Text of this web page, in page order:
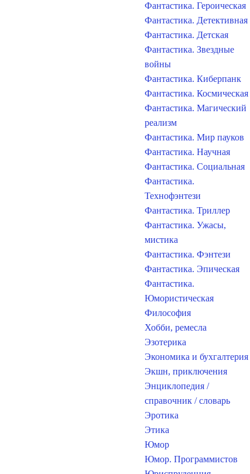
Фантастика. Героическая
Фантастика. Детективная
Фантастика. Детская
Фантастика. Звездные
войны
Фантастика. Киберпанк
Фантастика. Космическая
Фантастика. Магический
реализм
Фантастика. Мир пауков
Фантастика. Научная
Фантастика. Социальная
Фантастика.
Технофэнтези
Фантастика. Триллер
Фантастика. Ужасы,
мистика
Фантастика. Фэнтези
Фантастика. Эпическая
Фантастика.
Юмористическая
Философия
Хобби, ремесла
Эзотерика
Экономика и бухгалтерия
Экшн, приключения
Энциклопедия /
справочник / словарь
Эротика
Этика
Юмор
Юмор. Программистов